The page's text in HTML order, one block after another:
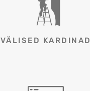
VÄLISED KARDINAD